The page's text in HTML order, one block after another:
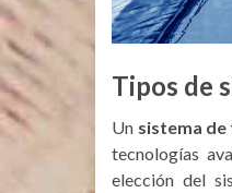
Tipos de
Un sistema
tecnologías
elección del